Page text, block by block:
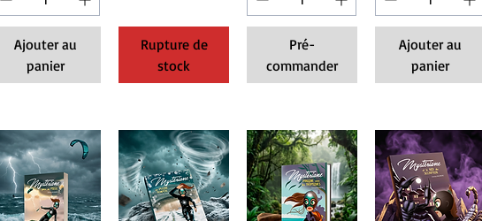
Ajouter au
panier
Rupture de
stock
Pré-
commander
Ajouter au
panier